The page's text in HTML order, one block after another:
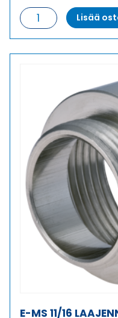
E-
MS
11/13
Lisää
E-MS 11/16